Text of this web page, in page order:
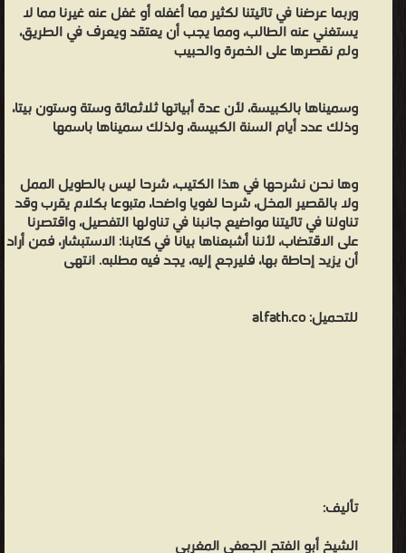
وربما عرضنا في تائيتنا لكثير مما أغفله أو غفل عنه غيرنا مما لا
يستغني عنه الطالب، ومما يجب أن يعتقد ويعرف في الطريق،
ولم نقصرها على الخمرة والحبيب
وسميناها بالكبيسة، لأن عدة أبياتها ثلاثمائة وستة وستون بيتا،
وذلك عدد أيام السنة الكبيسة، ولذلك سميناها باسمها
وها نحن نشرحها في هذا الكتيب، شرحا ليس بالطويل الممل
ولا بالقصير المخل، شرحا لغويا واضحا، متبوعا بكلام يقرب وقد
تناولنا في تائيتنا مواضيع جانبنا في تناولها التفصيل، واقتصرنا
على الاقتضاب، لأننا أشبعناها بيانا في كتابنا: الاستبشار، فمن أراد
أن يزيد إحاطة بها، فليرجع إليه، يجد فيه مطلبه. انتهى
للتحميل: alfath.co
تأليف:
الشيخ أبو الفتح الجعفي المغربي